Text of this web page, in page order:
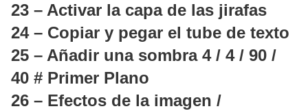
23 – Activar la capa de las jirafas
24 – Copiar y pegar el tube de texto
25 – Añadir una sombra 4 / 4 / 90 /
40 # Primer Plano
26 – Efectos de la imagen /